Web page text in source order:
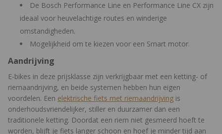
De Bosch Performance Line en Performance Line CX zijn
ideaal voor heuvelachtige routes en winderige
omstandigheden.
Mogelijkheid om te kiezen voor een Smart motor.
Aandrijving
E-bikes in deze prijsklasse zijn verkrijgbaar met een ketting- of
riemaandrijving, en beide systemen hebben hun eigen
voordelen. Een elektrische fiets met riemaandrijving is
onderhoudsvriendelijker, stiller en duurzamer dan een
traditionele ketting. Doordat een riem niet gesmeerd hoeft te
worden, blijft je fiets langer schoon en hoef je minder tijd aan